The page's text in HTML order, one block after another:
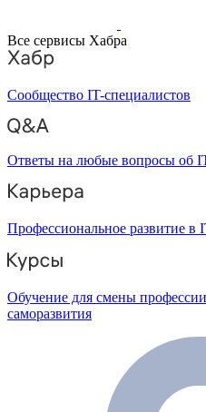
Все сервисы Хабра
Сообщество IT-специалистов
Ответы на любые вопросы об
Профессиональное развитие в
Обучение для смены
саморазвития